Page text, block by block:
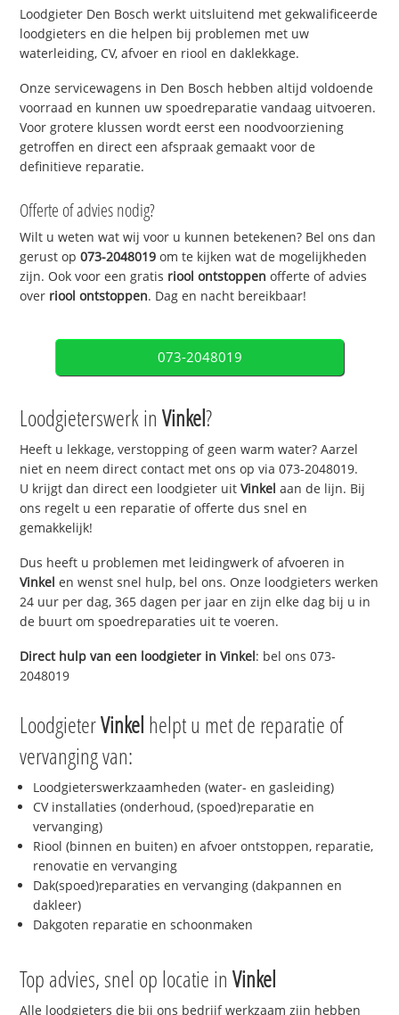
Loodgieter Den Bosch werkt uitsluitend met gekwalificeerde
loodgieters en die helpen bij problemen met uw
waterleiding, CV, afvoer en riool en daklekkage.
Onze servicewagens in Den Bosch hebben altijd voldoende
voorraad en kunnen uw spoedreparatie vandaag uitvoeren.
Voor grotere klussen wordt eerst een noodvoorziening
getroffen en direct een afspraak gemaakt voor de
definitieve reparatie.
Offerte of advies nodig?
Wilt u weten wat wij voor u kunnen betekenen? Bel ons dan
gerust op073-2048019 om te kijken wat de mogelijkheden
zijn. Ook voor een gratis riool ontstoppen offerte of advies
over riool ontstoppen. Dag en nacht bereikbaar!
073-2048019
Loodgieterswerk inVinkel?
Heeft u lekkage, verstopping of geen warm water? Aarzel
niet en neem direct contact met ons op via 073-2048019.
U krijgt dan direct een loodgieter uitVinkel aan de lijn. Bij
ons regelt u een reparatie of offerte dus snel en
gemakkelijk!
Dus heeft u problemen met leidingwerk of afvoeren in
Vinkel en wenst snel hulp, bel ons. Onze loodgieters werken
24 uur per dag, 365 dagen per jaar en zijn elke dag bij u in
de buurt om spoedreparaties uit te voeren.
Direct hulp van een loodgieter inVinkel: bel ons 073-
2048019
LoodgieterVinkel helpt u met de reparatie of
vervanging van:
Loodgieterswerkzaamheden (water- en gasleiding)
CV installaties (onderhoud, (spoed)reparatie en
vervanging)
Riool (binnen en buiten) en afvoer ontstoppen, reparatie,
renovatie en vervanging
Dak(spoed)reparaties en vervanging (dakpannen en
dakleer)
Dakgoten reparatie en schoonmaken
Top advies, snel op locatie inVinkel
Alle loodgieters die bij ons bedrijf werkzaam zijn hebben